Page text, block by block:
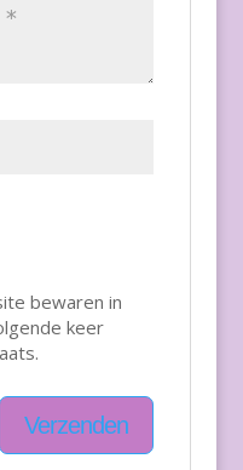
bewaren in
keer